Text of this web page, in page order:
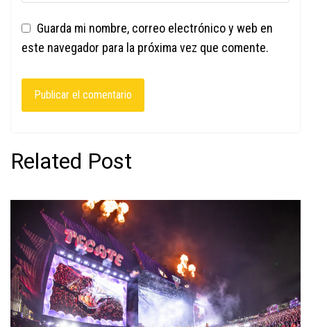
Guarda mi nombre, correo electrónico y web en
este navegador para la próxima vez que comente.
Related Post